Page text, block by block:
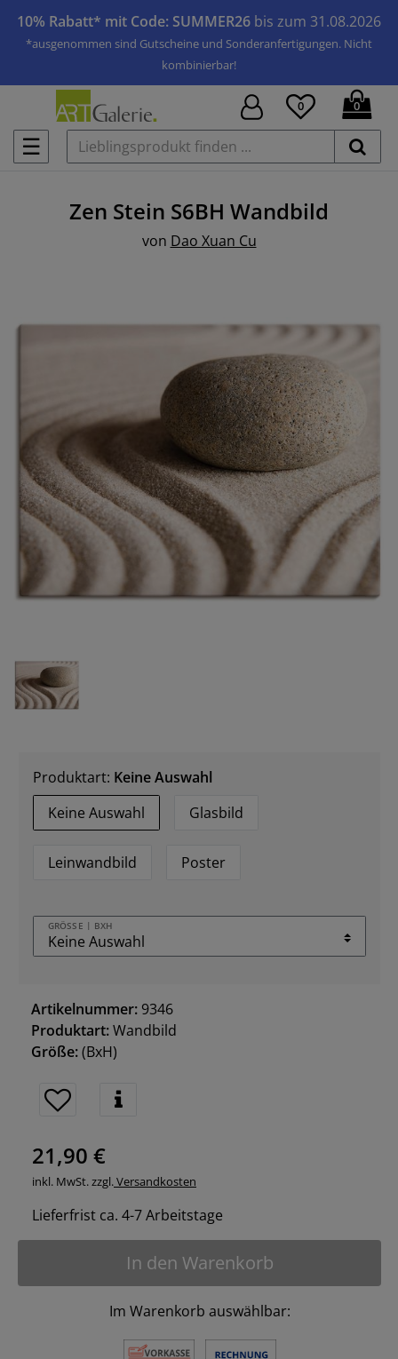
10% Rabatt* mit Code: SUMMER26 bis zum 31.08.2026
*ausgenommen sind Gutscheine und Sonderanfertigungen. Nicht
kombinierbar!
☰
0 0
Zen Stein S6BH Wandbild
von Dao Xuan Cu
Produktart: Keine Auswahl
Keine Auswahl
Glasbild
Leinwandbild Poster
GRÖSSE | BXH
Artikelnummer: 9346
Produktart:Wandbild
Größe:(BxH)
21,90 €
inkl. MwSt. zzgl.Versandkosten
Lieferfrist ca. 4-7 Arbeitstage
In den Warenkorb
Im Warenkorb auswählbar: